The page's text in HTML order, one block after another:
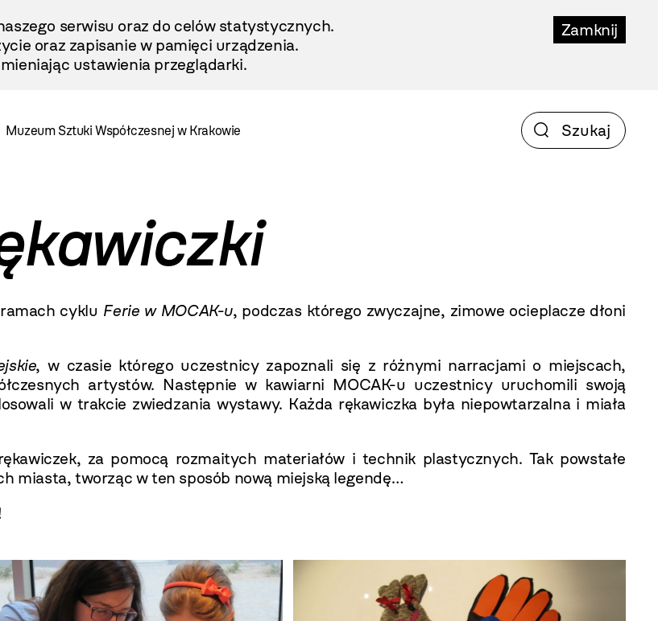
Zamknij
serwisu oraz do celów statystycznych.
oraz zapisanie w pamięci urządzenia.
ustawienia przeglądarki.
Muzeum Sztuki Współczesnej w Krakowie
cyklu Ferie w MOCAK-u, podczas którego zwyczajne, zimowe ocieplacze dłoni
, w czasie którego uczestnicy zapoznali się z różnymi narracjami o miejscach,
artystów. Następnie w kawiarni MOCAK-u uczestnicy uruchomili swoją
w trakcie zwiedzania wystawy. Każda rękawiczka była niepowtarzalna i miała
za pomocą rozmaitych materiałów i technik plastycznych. Tak powstałe
miasta, tworząc w ten sposób nową miejską legendę…